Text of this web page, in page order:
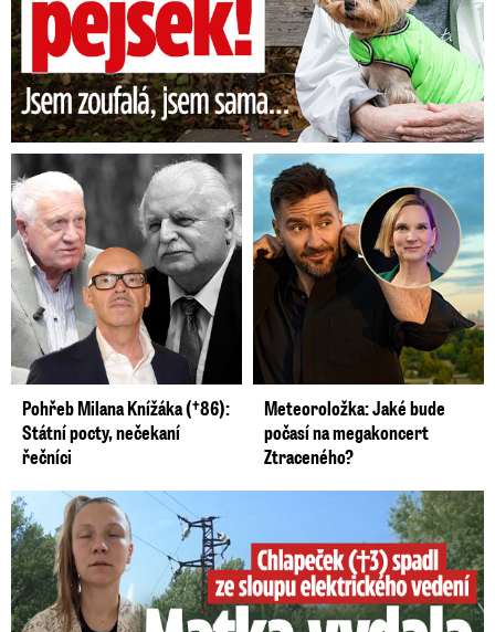
Pohřeb Milana Knížáka (†86):
Státní pocty, nečekaní
řečníci
Meteoroložka: Jaké bude
počasí na megakoncert
Ztraceného?
Smrtelný pád chlapce: Matka vydala vyjádření na 16 stran